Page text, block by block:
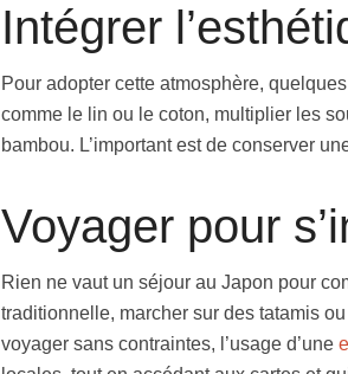
Intégrer
Pour adopter cette atmosphère,
comme le lin ou le coton, multiplier les
bambou. L’important est de conserver
Voyager pour
Rien ne vaut un séjour au Japon pour
traditionnelle, marcher sur des tatamis
voyager sans contraintes, l’usage d’une